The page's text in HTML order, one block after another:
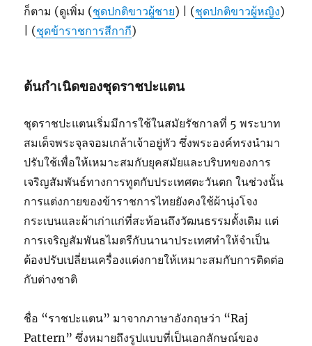
ก็ตาม (ดูเพิ่ม (ชุดปกติขาวผู้ชาย) | (ชุดปกติขาวผู้หญิง)
| (ชุดข้าราชการสีกากี)
ต้นกำเนิดของชุดราชปะแตน
ชุดราชปะแตนเริ่มมีการใช้ในสมัยรัชกาลที่ 5 พระบาท
สมเด็จพระจุลจอมเกล้าเจ้าอยู่หัว ซึ่งพระองค์ทรงนำมา
ปรับใช้เพื่อให้เหมาะสมกับยุคสมัยและบริบทของการ
เจริญสัมพันธ์ทางการทูตกับประเทศตะวันตก ในช่วงนั้น
การแต่งกายของข้าราชการไทยยังคงใช้ผ้านุ่งโจง
กระเบนและผ้าเก่าแก่ที่สะท้อนถึงวัฒนธรรมดั้งเดิม แต่
การเจริญสัมพันธไมตรีกับนานาประเทศทำให้จำเป็น
ต้องปรับเปลี่ยนเครื่องแต่งกายให้เหมาะสมกับการติดต่อ
กับต่างชาติ
ชื่อ “ราชปะแตน” มาจากภาษาอังกฤษว่า “Raj
Pattern” ซึ่งหมายถึงรูปแบบที่เป็นเอกลักษณ์ของ